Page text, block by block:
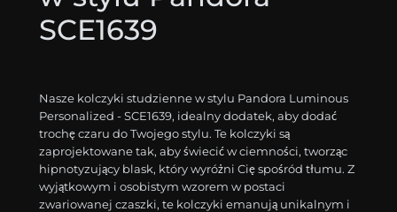
SCE1639
Nasze kolczyki studzienne w stylu Pandora Luminous
Personalized - SCE1639, idealny dodatek, aby dodać
trochę czaru do Twojego stylu. Te kolczyki są
zaprojektowane tak, aby świecić w ciemności, tworząc
hipnotyzujący blask, który wyróżni Cię spośród tłumu. Z
wyjątkowym i osobistym wzorem w postaci
zwariowanej czaszki, te kolczyki emanują unikalnym i